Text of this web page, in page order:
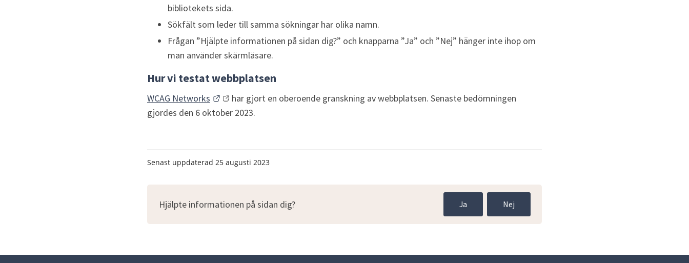
bibliotekets sida.
Sökfält som leder till samma sökningar har olika namn.
Frågan ”Hjälpte informationen på sidan dig?” och knapparna ”Ja” och ”Nej” hänger inte ihop om
man använder skärmläsare.
Hur vi testat webbplatsen
WCAG Networks Länk till annan webbplats.
har gjort en oberoende granskning av webbplatsen. Senaste bedömningen
gjordes den 6 oktober 2023.
Senast uppdaterad 25 augusti 2023
Hjälpte informationen på sidan dig? Ja Nej